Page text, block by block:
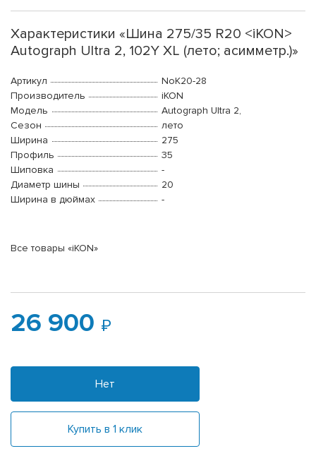
Характеристики «Шина 275/35 R20 <iKON>
Autograph Ultra 2, 102Y XL (лето; асимметр.)»
Артикул
NoK20-28
Производитель
iKON
Модель
Autograph Ultra 2,
Сезон
лето
Ширина
275
Профиль
35
Шиповка
-
Диаметр шины
20
Ширина в дюймах
-
Все товары «iKON»
26 900
Нет
Купить в 1 клик